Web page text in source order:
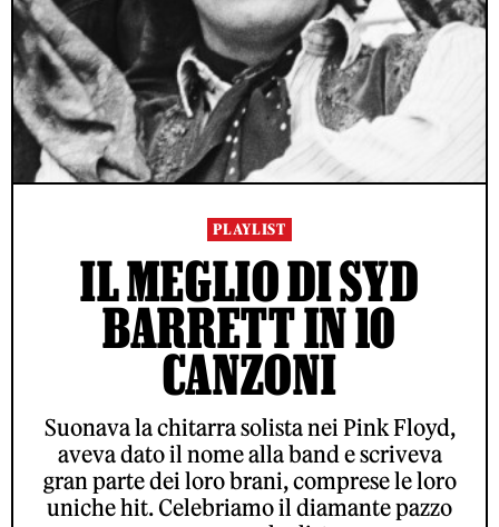
PLAYLIST
IL MEGLIO DI SYD
BARRETT IN 10
CANZONI
Suonava la chitarra solista nei Pink Floyd,
aveva dato il nome alla band e scriveva
gran parte dei loro brani, comprese le loro
uniche hit. Celebriamo il diamante pazzo